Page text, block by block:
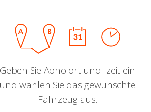
Geben Sie Abholort und -zeit ein
und wählen Sie das gewünschte
Fahrzeug aus.